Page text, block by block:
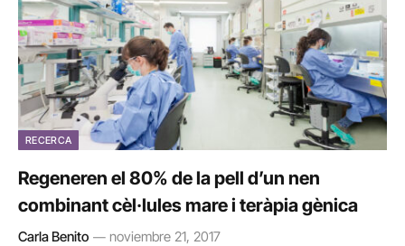
RECERCA
Regeneren el 80% de la pell d’un nen
combinant cèl·lules mare i teràpia gènica
Carla Benito noviembre 21, 2017